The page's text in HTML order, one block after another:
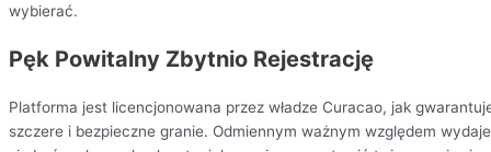
wybierać.
Pęk Powitalny Zbytnio Rejestrację
Platforma jest licencjonowana przez władze Curacao, jak
szczere i bezpieczne granie. Odmiennym ważnym względem wydaje